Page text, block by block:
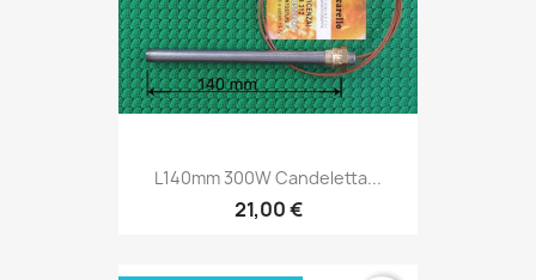
L140mm 300W Candeletta...
21,00 €